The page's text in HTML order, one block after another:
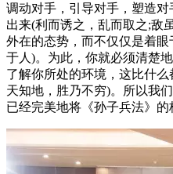
调动对手，引导对手，塑造
出来(利而诱之，乱而取之;敌
外在的态势，而不仅仅是着
于人)。为此，你就必须清楚
了解你所处的环境，这比什
天知地，胜乃不穷)。所以我
已经完美地将《孙子兵法》的